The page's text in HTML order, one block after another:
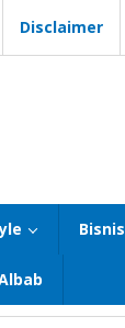
Disclaimer
Bisnis